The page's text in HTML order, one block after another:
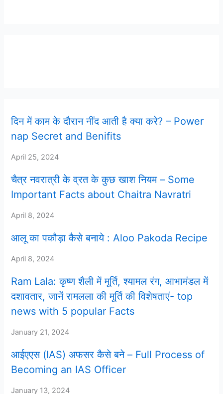
दिन में काम के दौरान नींद आती है क्या करे? – Power
nap Secret and Benifits
April 25, 2024
चैत्र नवरात्री के व्रत के कुछ खाश नियम – Some
Important Facts about Chaitra Navratri
April 8, 2024
आलू का पकौड़ा कैसे बनाये : Aloo Pakoda Recipe
April 8, 2024
Ram Lala: कृष्ण शैली में मूर्ति, श्यामल रंग, आभामंडल में
दशावतार, जानें रामलला की मूर्ति की विशेषताएं- top
news with 5 popular Facts
January 21, 2024
आईएएस (IAS) अफसर कैसे बने – Full Process of
Becoming an IAS Officer
January 13, 2024